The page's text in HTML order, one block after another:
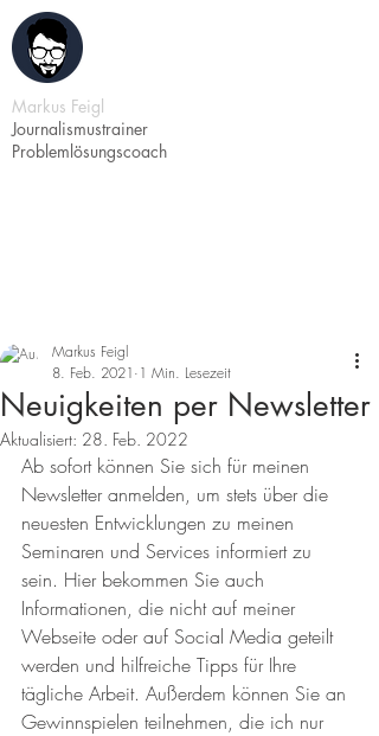
Markus Feigl
Journalismustrainer
Problemlösungscoach
Neuigkeiten per Newsletter
Markus Feigl
8. Feb. 2021 1 Min. Lesezeit
Aktualisiert: 28. Feb. 2022
Ab sofort können Sie sich für meinen
Newsletter anmelden, um stets über die
neuesten Entwicklungen zu meinen
Seminaren und Services informiert zu
sein. Hier bekommen Sie auch
Informationen, die nicht auf meiner
Webseite oder auf Social Media geteilt
werden und hilfreiche Tipps für Ihre
tägliche Arbeit. Außerdem können Sie an
Gewinnspielen teilnehmen, die ich nur